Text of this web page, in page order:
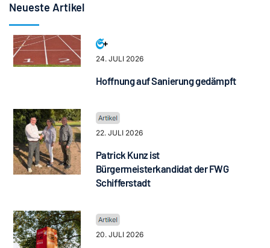
Neueste Artikel
24. JULI 2026
Hoffnung auf Sanierung gedämpft
22. JULI 2026
Patrick Kunz ist
Bürgermeisterkandidat der FWG
Schifferstadt
20. JULI 2026